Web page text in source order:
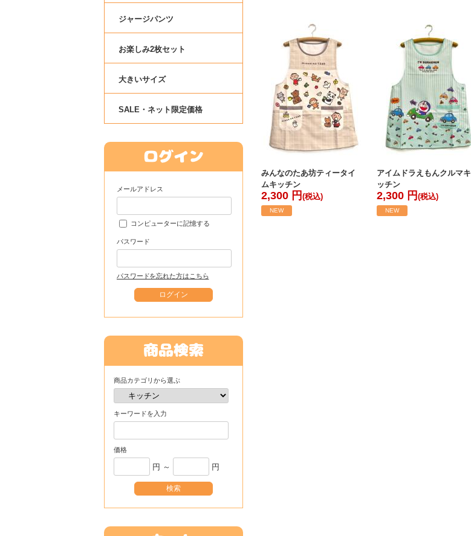
ジャージパンツ
お楽しみ2枚セット
大きいサイズ
SALE・ネット限定価格
メールアドレス
コンピューターに記憶する
パスワード
パスワードを忘れた方はこちら
商品カテゴリから選ぶ
キーワードを入力
価格
円 ～ 円
みんなのたあ坊ティータイ
ムキッチン
2,300 円 (税込)
NEW
アイムドラえもんクルマキ
ッチン
2,300 円 (税込)
NEW